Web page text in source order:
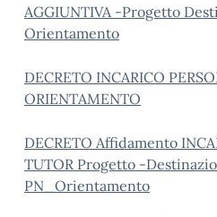
AGGIUNTIVA -Progetto
Orientamento
DECRETO INCARICO
ORIENTAMENTO
DECRETO Affidamento
TUTOR Progetto -
PN_Orientamento